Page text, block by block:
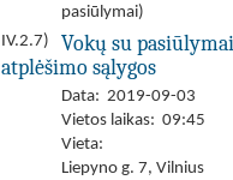
pasiūlymai)
IV.2.7)
Vokų su
atplėšimo sąlygos
Data: 2019-09-03
Vietos laikas: 09:45
Vieta:
Liepyno g. 7, Vilnius